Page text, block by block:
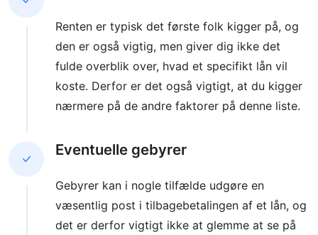
Renten er typisk det første folk kigger på, og
den er også vigtig, men giver dig ikke det
fulde overblik over, hvad et specifikt lån vil
koste. Derfor er det også vigtigt, at du kigger
nærmere på de andre faktorer på denne liste.
Eventuelle gebyrer
Gebyrer kan i nogle tilfælde udgøre en
væsentlig post i tilbagebetalingen af et lån, og
det er derfor vigtigt ikke at glemme at se på